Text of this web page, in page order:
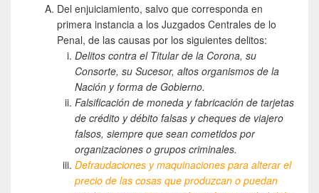
Del enjuiciamiento, salvo que corresponda en
primera instancia a los Juzgados Centrales de lo
Penal, de las causas por los siguientes delitos:
Delitos contra el Titular de la Corona, su
Consorte, su Sucesor, altos organismos de la
Nación y forma de Gobierno.
Falsificación de moneda y fabricación de tarjetas
de crédito y débito falsas y cheques de viajero
falsos, siempre que sean cometidos por
organizaciones o grupos criminales.
Defraudaciones y maquinaciones para alterar el
precio de las cosas que produzcan o puedan